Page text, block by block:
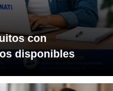
con
disponibles